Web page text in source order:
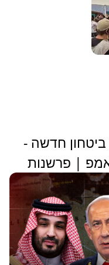
חדשה -
| פרשנות